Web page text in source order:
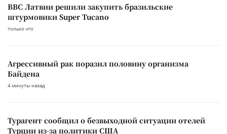
ВВС Латвии решили закупить бразильские
штурмовики Super Tucano
только что
Агрессивный рак поразил половину организма
Байдена
4 минуты назад
Турагент сообщил о безвыходной ситуации отелей
Турции из-за политики США